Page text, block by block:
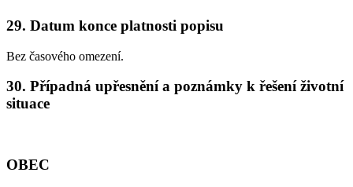
29. Datum konce platnosti popisu
Bez časového omezení.
30. Případná upřesnění a poznámky k řešení životní
situace
OBEC